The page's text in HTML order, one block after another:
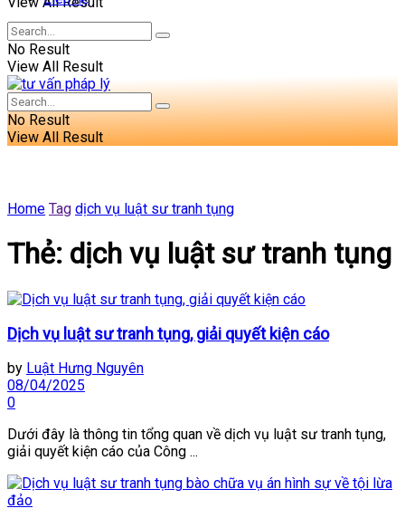
No Result
View All Result
No Result
View All Result
Home Tag dịch vụ luật sư tranh tụng
Thẻ: dịch vụ luật sư tranh tụng
Dịch vụ luật sư tranh tụng, giải quyết kiện cáo
by Luật Hưng Nguyên
08/04/2025
0
Dưới đây là thông tin tổng quan về dịch vụ luật sư tranh tụng,
giải quyết kiện cáo của Công ...